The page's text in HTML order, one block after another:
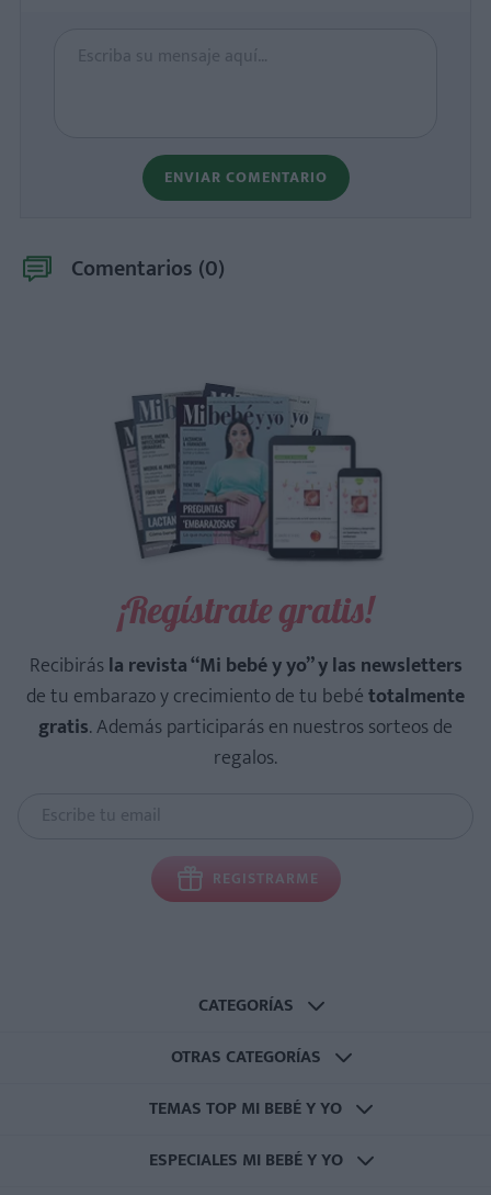
ENVIAR COMENTARIO
Comentarios (0)
¡Regístrate gratis!
Recibirásla revista “Mi bebé y yo” y las newsletters
de tu embarazo y crecimiento de tu bebétotalmente
gratis. Además participarás en nuestros sorteos de
regalos.
REGISTRARME
CATEGORÍAS
OTRAS CATEGORÍAS
TEMAS TOP MI BEBÉ Y YO
ESPECIALES MI BEBÉ Y YO